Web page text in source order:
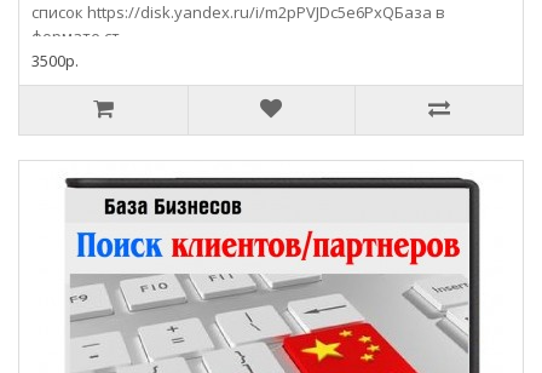
список https://disk.yandex.ru/i/m2pPVJDc5e6PxQБаза в
формате ст..
3500р.